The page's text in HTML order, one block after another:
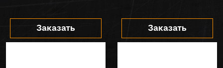
Заказать Заказать